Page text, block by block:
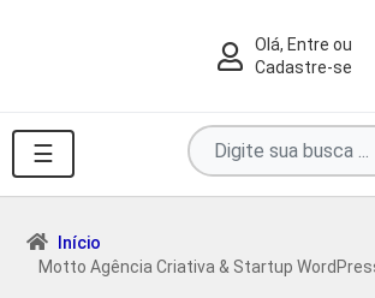
Olá, Entre ou
Cadastre-se
☰
Pesquise
por
produtos
...
Início
Motto Agência Criativa & Startup